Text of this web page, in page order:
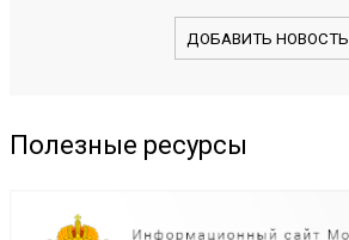
ДОБАВИТЬ НОВОСТЬ
Полезные ресурсы